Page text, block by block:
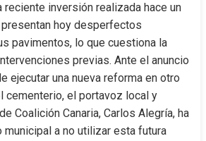
reciente inversión realizada hace un
hoy desperfectos
pavimentos, lo que cuestiona la
previas. Ante el anuncio
ejecutar una nueva reforma en otro
cementerio, el portavoz local y
Coalición Canaria, Carlos Alegría, ha
municipal a no utilizar esta futura